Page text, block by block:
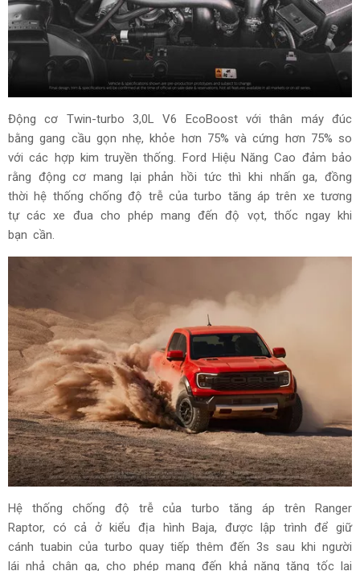
Động cơ Twin-turbo 3,0L V6 EcoBoost với thân máy đúc
bằng gang cầu gọn nhẹ, khỏe hơn 75% và cứng hơn 75% so
với các hợp kim truyền thống. Ford Hiệu Năng Cao đảm bảo
rằng động cơ mang lại phản hồi tức thì khi nhấn ga, đồng
thời hệ thống chống độ trễ của turbo tăng áp trên xe tương
tự các xe đua cho phép mang đến độ vọt, thốc ngay khi
bạn cần.
Hệ thống chống độ trễ của turbo tăng áp trên Ranger
Raptor, có cả ở kiểu địa hình Baja, được lập trình để giữ
cánh tuabin của turbo quay tiếp thêm đến 3s sau khi người
lái nhả chân ga, cho phép mang đến khả năng tăng tốc lại